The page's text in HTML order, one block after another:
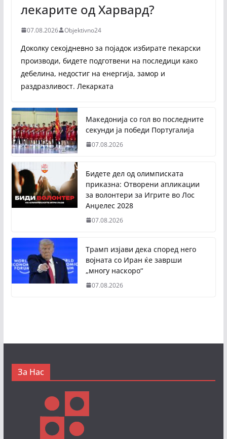
лекарите од Харвард?
07.08.2026 Objektivno24
Доколку секојдневно за појадок избирате пекарски
производи, бидете подготвени на последици како
дебелина, недостиг на енергија, замор и
раздразливост. Лекарката
Македонија со гол во последните
секунди ја победи Португалија
07.08.2026
Бидете дел од олимписката
приказна: Отворени апликации
за волонтери за Игрите во Лос
Анџелес 2028
07.08.2026
Трамп изјави дека според него
војната со Иран ќе заврши
„многу наскоро“
07.08.2026
За Нас